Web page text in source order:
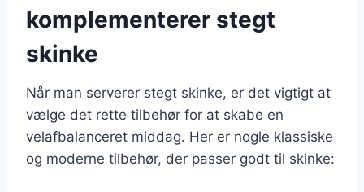
komplementerer stegt
skinke
Når man serverer stegt skinke, er det vigtigt at
vælge det rette tilbehør for at skabe en
velafbalanceret middag. Her er nogle klassiske
og moderne tilbehør, der passer godt til skinke: